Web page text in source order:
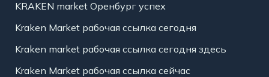
KRAKEN market Оренбург успех
Kraken Market рабочая ссылка сегодня
Kraken market рабочая ссылка сегодня здесь
Kraken Market рабочая ссылка сейчас